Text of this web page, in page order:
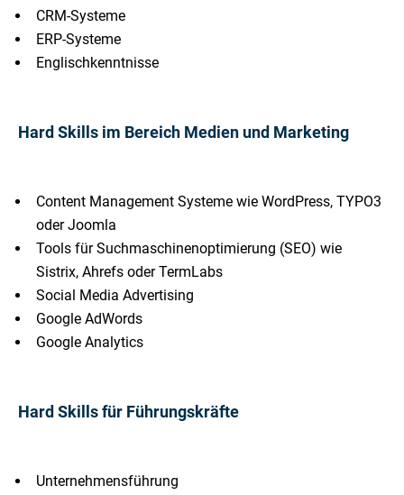
CRM-Systeme
ERP-Systeme
Englischkenntnisse
Hard Skills im Bereich Medien und Marketing
Content Management Systeme wie WordPress, TYPO3
oder Joomla
Tools für Suchmaschinenoptimierung (SEO) wie
Sistrix, Ahrefs oder TermLabs
Social Media Advertising
Google AdWords
Google Analytics
Hard Skills für Führungskräfte
Unternehmensführung